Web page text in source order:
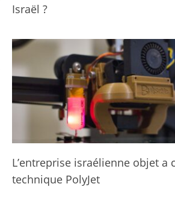
Israël ?
L’entreprise israélienne objet a
technique PolyJet